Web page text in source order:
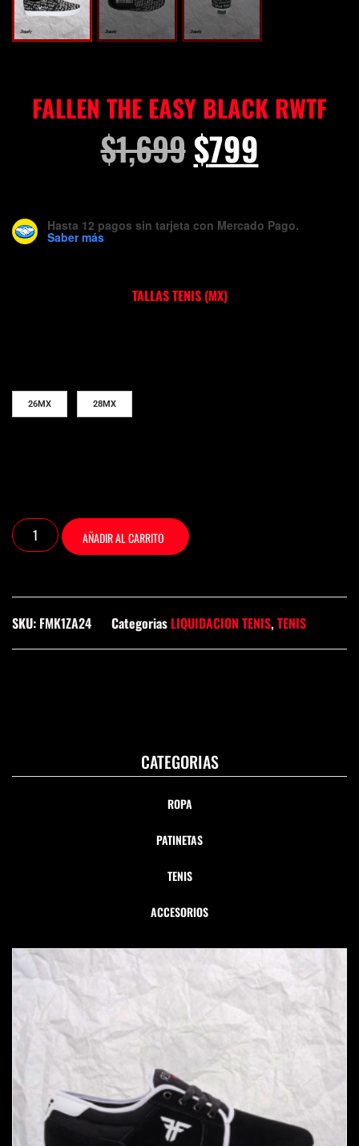
FALLEN THE EASY BLACK RWTF
$1,699$799
Hasta 12 pagos sin tarjeta con Mercado Pago.
Saber más
TALLAS TENIS (MX)
26MX 28MX
AÑADIR AL CARRITO
SKU: FMK1ZA24 Categorias LIQUIDACION TENIS, TENIS
CATEGORIAS
ROPA
PATINETAS
TENIS
ACCESORIOS